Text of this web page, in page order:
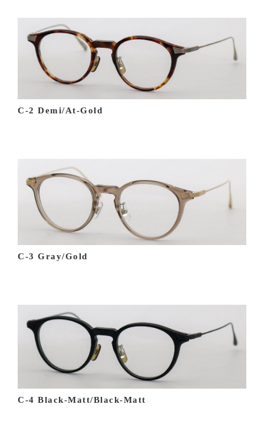
C-2 Demi/At-Gold
C-3 Gray/Gold
C-4 Black-Matt/Black-Matt